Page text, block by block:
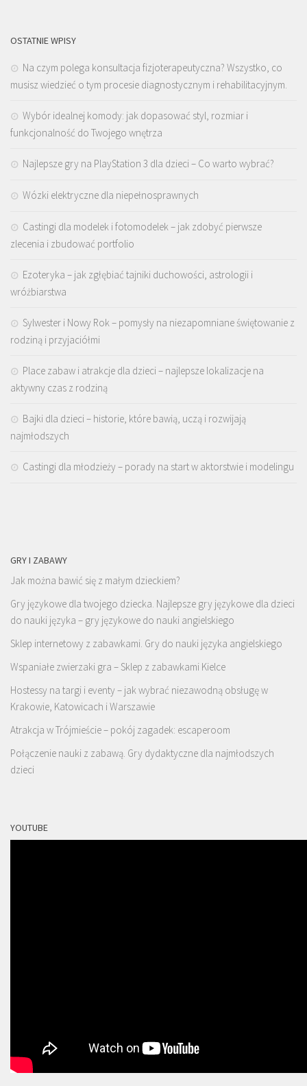
OSTATNIE WPISY
Na czym polega konsultacja fizjoterapeutyczna? Wszystko, co
musisz wiedzieć o tym procesie diagnostycznym i rehabilitacyjnym.
Wybór idealnej komody: jak dopasować styl, rozmiar i
funkcjonalność do Twojego wnętrza
Najlepsze gry na PlayStation 3 dla dzieci – Co warto wybrać?
Wózki elektryczne dla niepełnosprawnych
Castingi dla modelek i fotomodelek – jak zdobyć pierwsze
zlecenia i zbudować portfolio
Ezoteryka – jak zgłębiać tajniki duchowości, astrologii i
wróżbiarstwa
Sylwester i Nowy Rok – pomysły na niezapomniane świętowanie z
rodziną i przyjaciółmi
Place zabaw i atrakcje dla dzieci – najlepsze lokalizacje na
aktywny czas z rodziną
Bajki dla dzieci – historie, które bawią, uczą i rozwijają
najmłodszych
Castingi dla młodzieży – porady na start w aktorstwie i modelingu
GRY I ZABAWY
Jak można bawić się z małym dzieckiem?
Gry językowe dla twojego dziecka. Najlepsze gry językowe dla dzieci
do nauki języka – gry językowe do nauki angielskiego
Sklep internetowy z zabawkami. Gry do nauki języka angielskiego
Wspaniałe zwierzaki gra – Sklep z zabawkami Kielce
Hostessy na targi i eventy – jak wybrać niezawodną obsługę w
Krakowie, Katowicach i Warszawie
Atrakcja w Trójmieście – pokój zagadek: escaperoom
Połączenie nauki z zabawą. Gry dydaktyczne dla najmłodszych
dzieci
YOUTUBE